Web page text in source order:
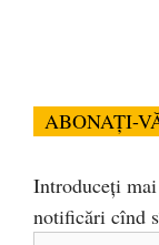
ABONAȚI-
Introduceți
notificări cînd